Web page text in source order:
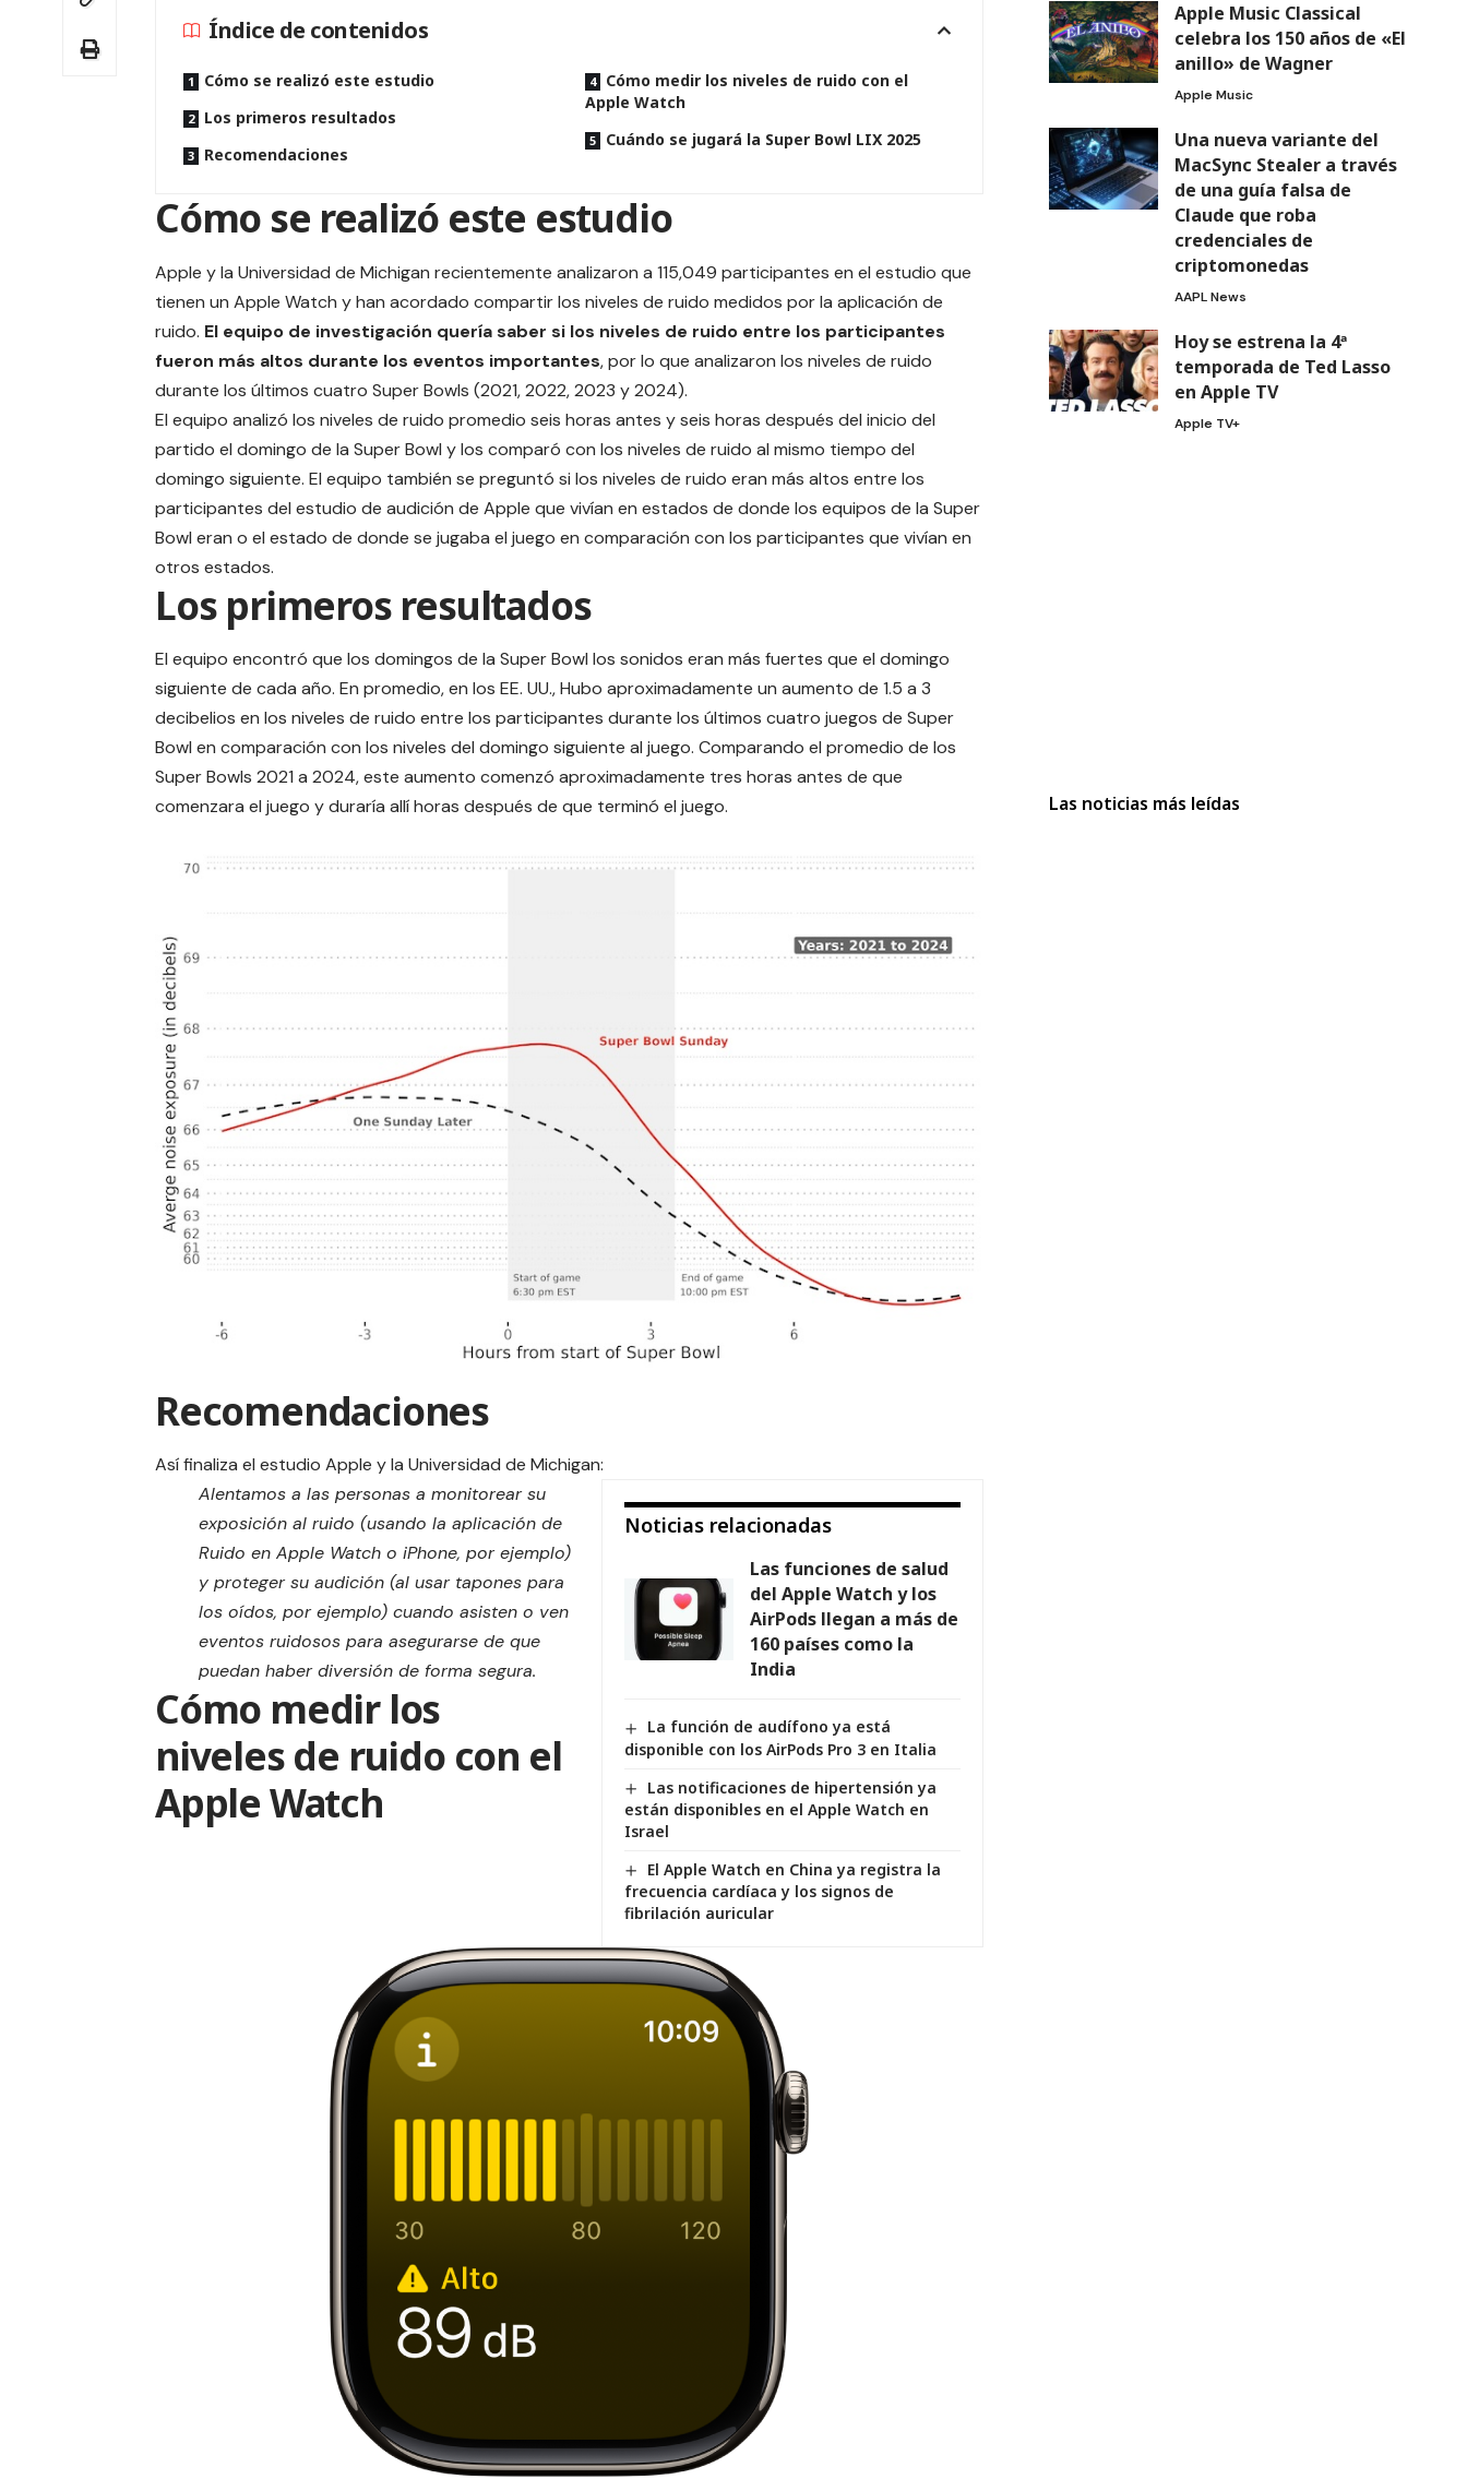
Índice de contenidos
Cómo se realizó este estudio
Los primeros resultados
Recomendaciones
Cómo medir los niveles de ruido con el
Apple Watch
Cuándo se jugará la Super Bowl LIX 2025
Cómo se realizó este estudio
Apple y la Universidad de Michigan recientemente analizaron a 115,049 participantes en el estudio que
tienen un Apple Watch y han acordado compartir los niveles de ruido medidos por la aplicación de
ruido. El equipo de investigación quería saber si los niveles de ruido entre los participantes
fueron más altos durante los eventos importantes, por lo que analizaron los niveles de ruido
durante los últimos cuatro Super Bowls (2021, 2022, 2023 y 2024).
El equipo analizó los niveles de ruido promedio seis horas antes y seis horas después del inicio del
partido el domingo de la Super Bowl y los comparó con los niveles de ruido al mismo tiempo del
domingo siguiente. El equipo también se preguntó si los niveles de ruido eran más altos entre los
participantes del estudio de audición de Apple que vivían en estados de donde los equipos de la Super
Bowl eran o el estado de donde se jugaba el juego en comparación con los participantes que vivían en
otros estados.
Los primeros resultados
El equipo encontró que los domingos de la Super Bowl los sonidos eran más fuertes que el domingo
siguiente de cada año. En promedio, en los EE. UU., Hubo aproximadamente un aumento de 1.5 a 3
decibelios en los niveles de ruido entre los participantes durante los últimos cuatro juegos de Super
Bowl en comparación con los niveles del domingo siguiente al juego. Comparando el promedio de los
Super Bowls 2021 a 2024, este aumento comenzó aproximadamente tres horas antes de que
comenzara el juego y duraría allí horas después de que terminó el juego.
Recomendaciones
Así finaliza el estudio Apple y la Universidad de Michigan:
Noticias relacionadas
Las funciones de salud
del Apple Watch y los
AirPods llegan a más de
160 países como la
India
La función de audífono ya está
disponible con los AirPods Pro 3 en Italia
Las notificaciones de hipertensión ya
están disponibles en el Apple Watch en
Israel
El Apple Watch en China ya registra la
frecuencia cardíaca y los signos de
fibrilación auricular
Alentamos a las personas a monitorear su
exposición al ruido (usando la aplicación de
Ruido en Apple Watch o iPhone, por ejemplo)
y proteger su audición (al usar tapones para
los oídos, por ejemplo) cuando asisten o ven
eventos ruidosos para asegurarse de que
puedan haber diversión de forma segura.
Cómo medir los
niveles de ruido con el
Apple Watch
Apple Music Classical
celebra los 150 años de «El
anillo» de Wagner
Apple Music
Una nueva variante del
MacSync Stealer a través
de una guía falsa de
Claude que roba
credenciales de
criptomonedas
AAPL News
Hoy se estrena la 4ª
temporada de Ted Lasso
en Apple TV
Apple TV+
Las noticias más leídas